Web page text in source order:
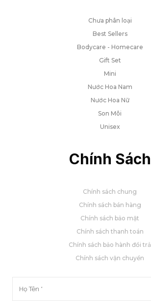
Chưa phân loại
Best Sellers
Bodycare - Homecare
Gift Set
Mini
Nước Hoa Nam
Nước Hoa Nữ
Son Môi
Unisex
Chính Sách
Chính sách chung
Chính sách bán hàng
Chính sách bảo mật
Chính sách thanh toán
Chính sách bảo hành đổi trả
Chính sách vận chuyển